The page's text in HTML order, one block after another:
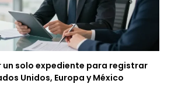
solo expediente para registrar
Unidos, Europa y México